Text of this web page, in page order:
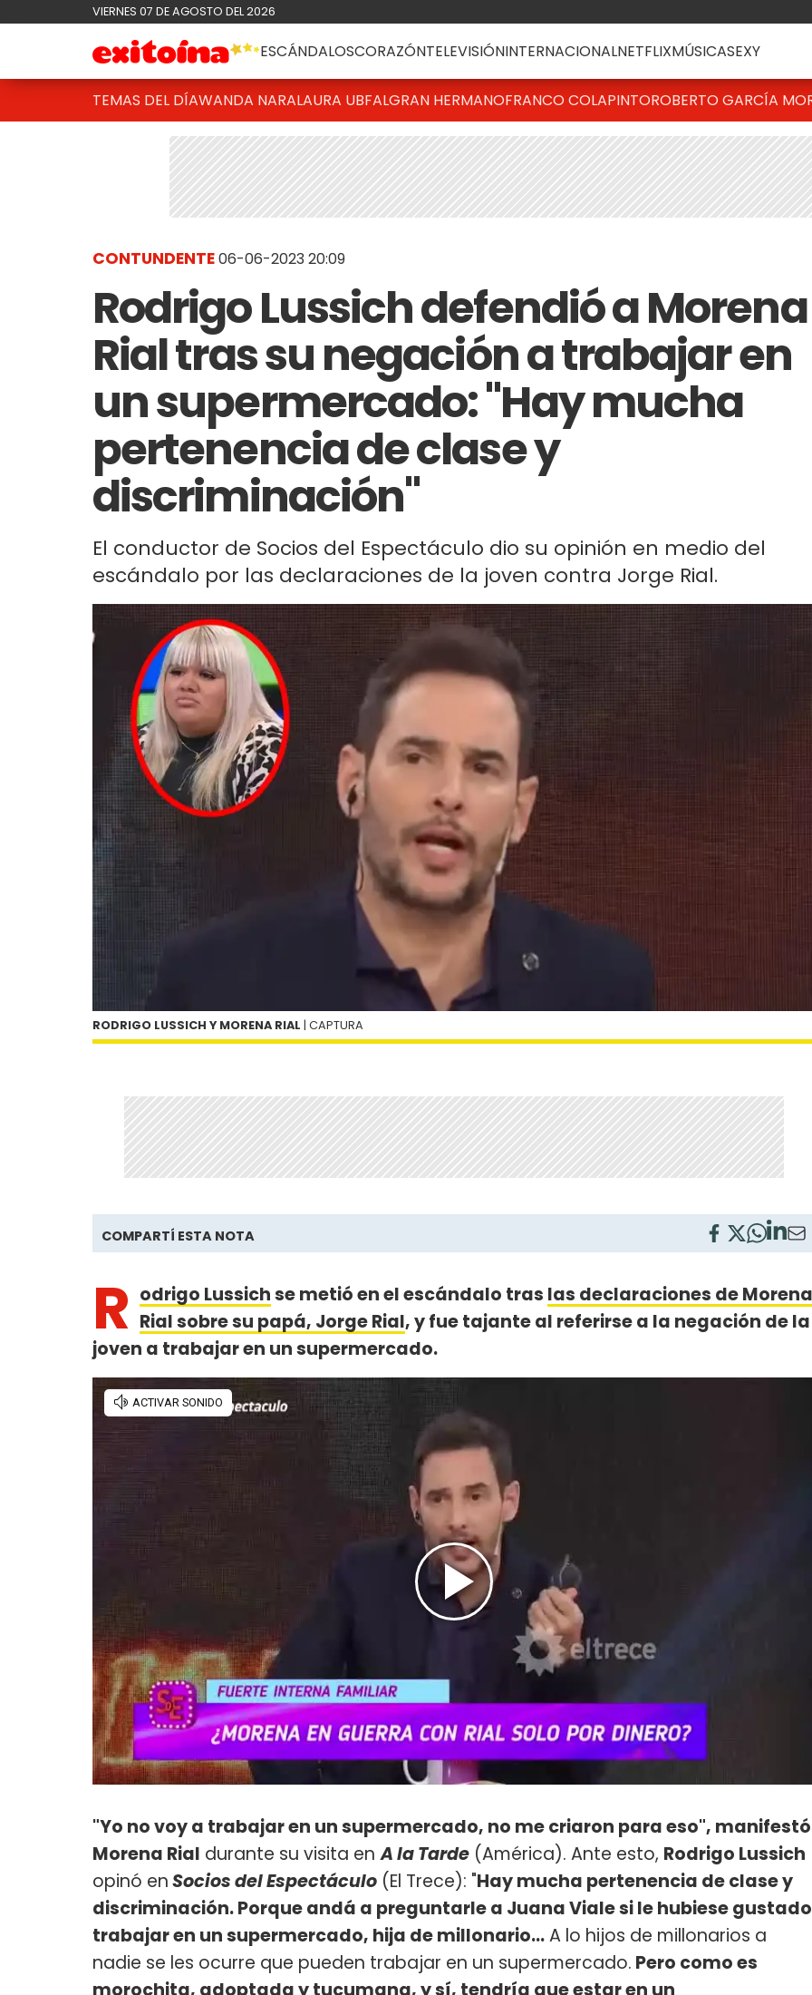
VIERNES 07 DE AGOSTO DEL 2026
ESCÁNDALOSCORAZÓNTELEVISIÓNINTERNACIONALNETFLIXMÚSICASEXY
TEMAS DEL DÍAWANDA NARALAURA UBFALGRAN HERMANOFRANCO COLAPINTOROBERTO GARCÍA
CONTUNDENTE06-06-2023 20:09
Rodrigo Lussich defendió a Morena
Rial tras su negación a trabajar en
un supermercado: "Hay mucha
pertenencia de clase y
discriminación"
El conductor de Socios del Espectáculo dio su opinión en medio del
escándalo por las declaraciones de la joven contra Jorge Rial.
RODRIGO LUSSICH Y MORENA RIAL | CAPTURA
COMPARTÍ ESTA NOTA
R odrigo Lussichse metió en el escándalo tras las declaraciones de Morena
Rial sobre su papá, Jorge Rial, y fue tajante al referirse a la negación de la
joven a trabajar en un supermercado.
"Yo no voy a trabajar en un supermercado, no me criaron para eso", manifestó
Morena Rial durante su visita en A la Tarde (América). Ante esto, Rodrigo Lussich
opinó enSocios del Espectáculo (El Trece): "Hay mucha pertenencia de clase y
discriminación. Porque andá a preguntarle a Juana Viale si le hubiese gustado
trabajar en un supermercado, hija de millonario...A lo hijos de millonarios a
nadie se les ocurre que pueden trabajar en un supermercado. Pero como es
morochita, adoptada y tucumana, y sí, tendría que estar en un